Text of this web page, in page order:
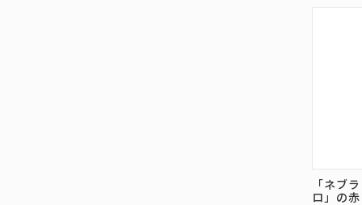
「ネブ
ロ」の